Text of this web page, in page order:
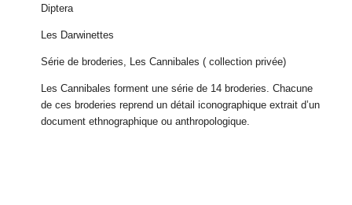
Diptera
Les Darwinettes
Série de broderies, Les Cannibales ( collection privée)
Les Cannibales forment une série de 14 broderies. Chacune
de ces broderies reprend un détail iconographique extrait d’un
document ethnographique ou anthropologique.